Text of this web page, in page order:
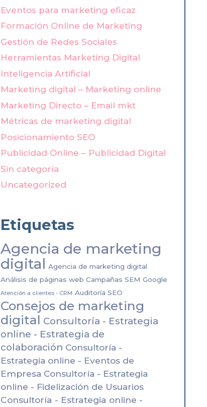
LLMO: La evolución de
la inteligencia
artificial y por qué es
clave en el futuro.
¿Has oído hablar del LLMO, y
quieres saber por qué es clave
en la evolución de la inteligencia
artificial? Los…
Eventos para marketing eficaz
Formación Online de Marketing
Gestión de Redes Sociales
Herramientas Marketing Digital
Inteligencia Artificial
Marketing digital – Marketing online
Marketing Directo – Email mkt
Métricas de marketing digital
Posicionamiento SEO
Publicidad Online – Publicidad Digital
Sin categoría
Uncategorized
Etiquetas
Agencia de marketing
digital Agencia de marketing digital
Análisis de páginas web Campañas SEM Google
Atención a clientes - CRM Auditoría SEO
Consejos de marketing
digital Consultoría - Estrategia
online - Estrategia de
colaboración Consultoría -
Estrategia online - Eventos de
Empresa Consultoría - Estrategia
online - Fidelización de Usuarios
Consultoría - Estrategia online -